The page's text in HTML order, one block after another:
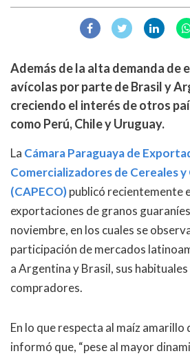
Además de la alta demanda de
avícolas por parte de Brasil y
creciendo el interés de otros
como Perú, Chile y Uruguay.
La Cámara Paraguaya de
Comercializadores de Cereales y
(CAPECO)publicó recientemente
exportaciones de granos
noviembre, en los cuales se
participación de mercados
a Argentina y Brasil, sus
compradores.
En lo que respecta al maíz amarillo
informó que, “pese al mayor